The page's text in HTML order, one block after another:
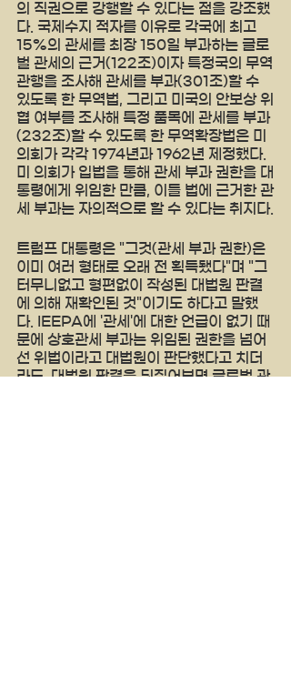
의 직권으로 강행할 수 있다는 점을 강조했
다. 국제수지 적자를 이유로 각국에 최고
15%의 관세를 최장 150일 부과하는 글로
벌 관세의 근거(122조)이자 특정국의 무역
관행을 조사해 관세를 부과(301조)할 수
있도록 한 무역법, 그리고 미국의 안보상 위
협 여부를 조사해 특정 품목에 관세를 부과
(232조)할 수 있도록 한 무역확장법은 미
의회가 각각 1974년과 1962년 제정했다.
미 의회가 입법을 통해 관세 부과 권한을 대
통령에게 위임한 만큼, 이들 법에 근거한 관
세 부과는 자의적으로 할 수 있다는 취지다.
트럼프 대통령은 "그것(관세 부과 권한)은
이미 여러 형태로 오래 전 획득됐다"며 "그
터무니없고 형편없이 작성된 대법원 판결
에 의해 재확인된 것"이기도 하다고 말했
다. IEEPA에 '관세'에 대한 언급이 없기 때
문에 상호관세 부과는 위임된 권한을 넘어
선 위법이라고 대법원이 판단했다고 치더
라도, 대법원 판결을 뒤집어보면 글로벌 관